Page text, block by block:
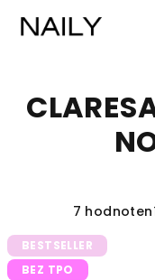
Priemerné
produktu
je
7
BESTSELLER
BEZ TPO